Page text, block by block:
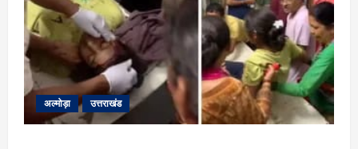
अल्मोड़ा उत्तराखंड